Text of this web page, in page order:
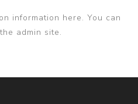
information here. You can
admin site.